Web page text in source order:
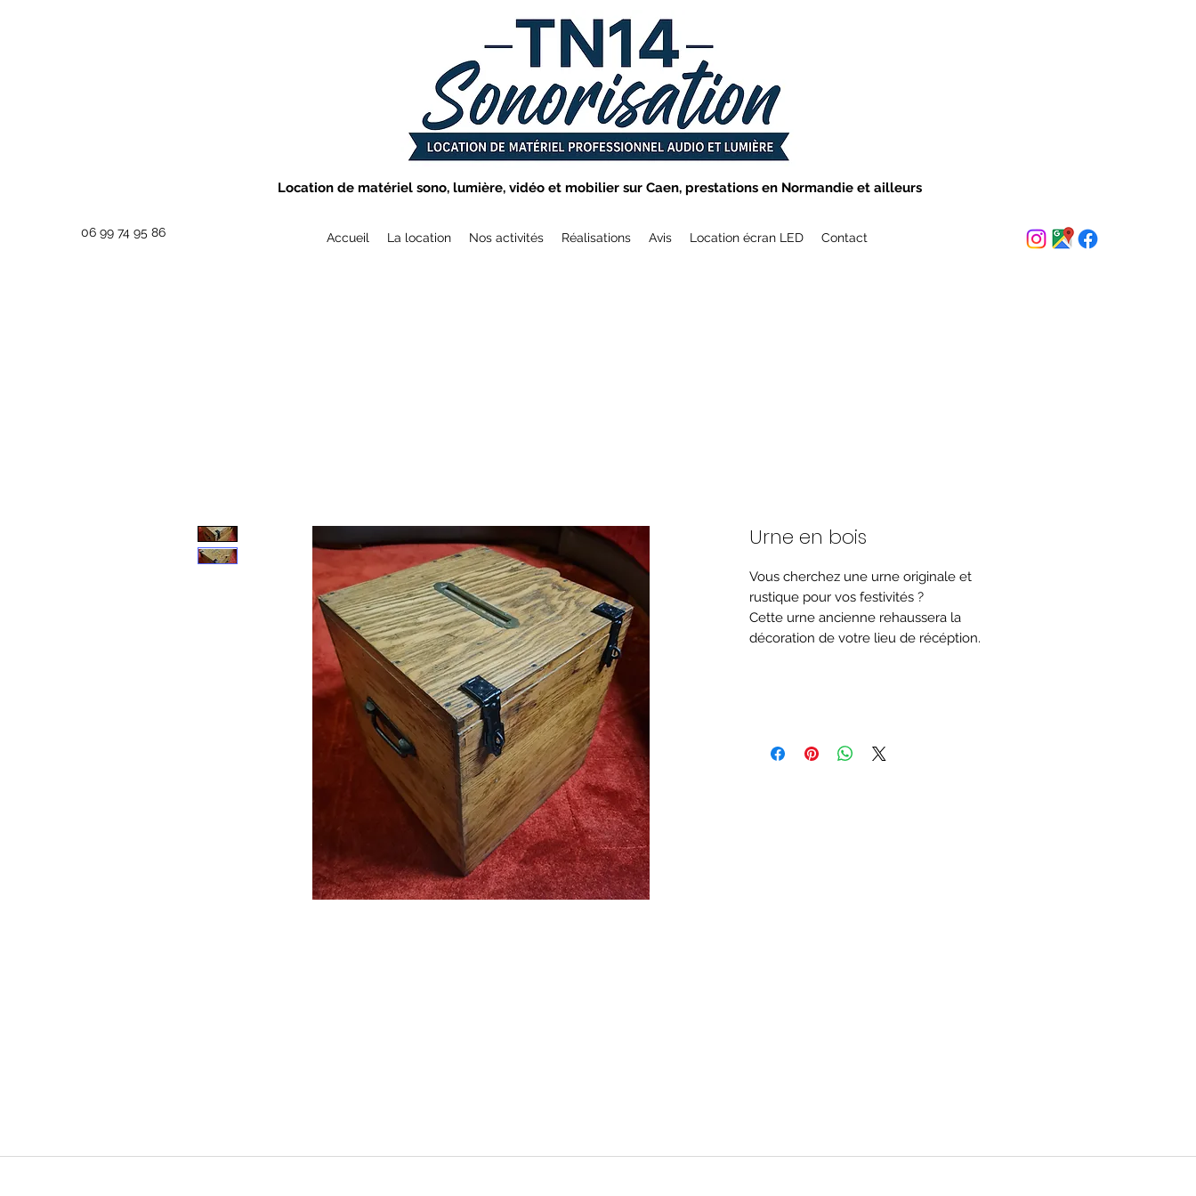
Location de matériel sono, lumière, vidéo et mobilier sur Caen, prestations en Normandie et ailleurs
06 99 74 95 86 Accueil La location Nos activités Réalisations Avis Location écran LED Contact
Urne en bois
Vous cherchez une urne originale et
rustique pour vos festivités ?
Cette urne ancienne rehaussera la
décoration de votre lieu de récéption.